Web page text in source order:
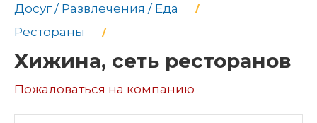
Досуг / Развлечения / Еда
Рестораны
Хижина, сеть ресторанов
Пожаловаться на компанию